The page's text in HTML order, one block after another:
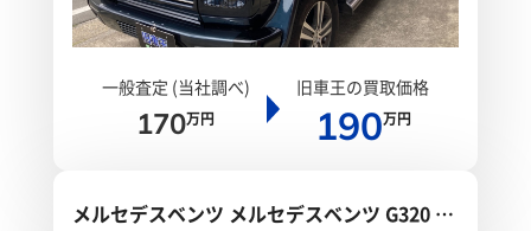
一般査定 (当社調べ)
170万円
旧車王の買取価格
190万円
メルセデスベンツ メルセデスベンツ G320 シ